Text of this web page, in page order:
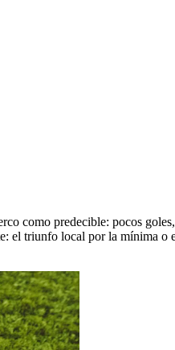
como predecible: pocos
el triunfo local por la mínima o